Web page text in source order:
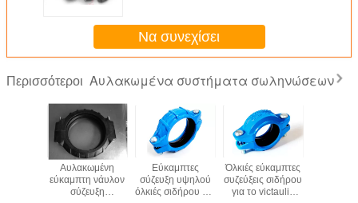
ύφος 171, 300psi
Να συνεχίσει
Περισσότεροι Αυλακωμένα συστήματα σωληνώσεων
Αυλακωμένη
εύκαμπτη νάυλον
σύζευξη
Εύκαμπτες
σύζευξη υψηλού
όλκιές σιδήρου για
Όλκιές εύκαμπτες
συζεύξεις σιδήρου
για το victaulic